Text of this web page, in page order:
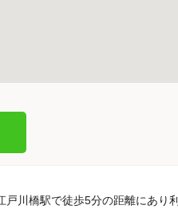
川橋駅で徒歩5分の距離にあり利